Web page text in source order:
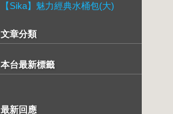
【Sika】魅力經典水桶包(大)
文章分類
本台最新標籤
最新回應